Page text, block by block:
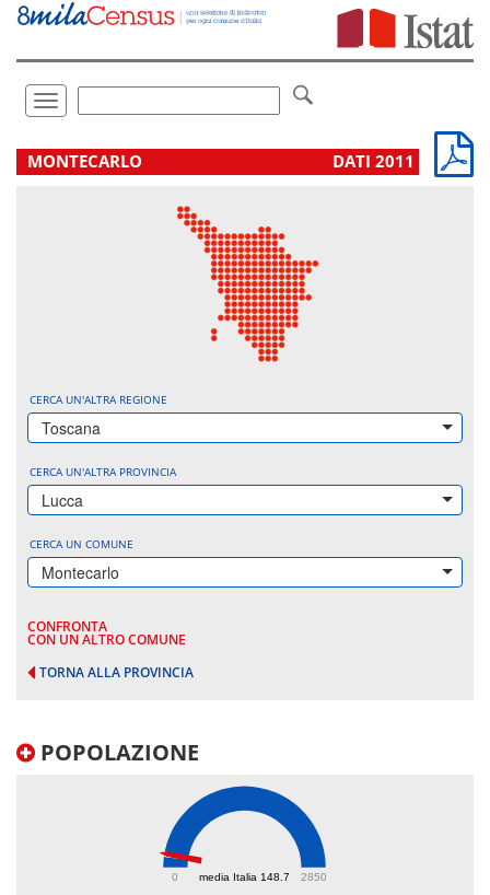
Vai
direttamente
Toggle
navigation
.
MONTECARLO DATI 2011
CERCA UN'ALTRA REGIONE
Toscana
CERCA UN'ALTRA PROVINCIA
Lucca
CERCA UN COMUNE
Montecarlo
CONFRONTA
CON UN ALTRO COMUNE
TORNA ALLA PROVINCIA
POPOLAZIONE
media Italia 148.7
0 2850